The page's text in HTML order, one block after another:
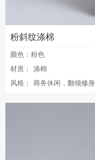
粉斜纹涤棉
颜色：粉色
材质：
涤棉
风格：
商务休闲，翻领修身